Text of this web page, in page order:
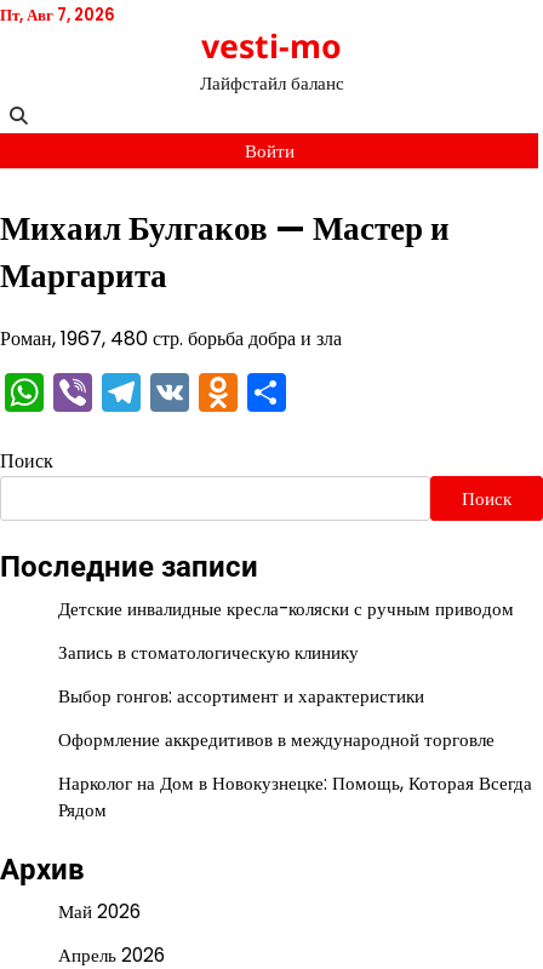
Перейти
Пт, Авг 7, 2026
vesti-mo
Лайфстайл баланс
Войти
Михаил Булгаков — Мастер и
Маргарита
Роман, 1967, 480 стр. борьба добра и зла
WhatsApp
ViberTelegram
VKOdnoklassniki
Поиск
Поиск
Последние записи
Детские инвалидные кресла-коляски с ручным приводом
Запись в стоматологическую клинику
Выбор гонгов: ассортимент и характеристики
Оформление аккредитивов в международной торговле
Нарколог на Дом в Новокузнецке: Помощь, Которая Всегда
Рядом
Архив
Май 2026
Апрель 2026